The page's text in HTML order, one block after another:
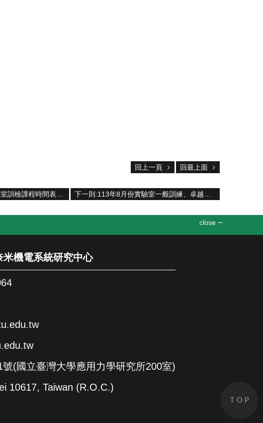
回上一頁 回最上面
close
機電系統研究中心
(國立臺灣大學應用力學研究所200室)
10617, Taiwan (R.O.C.)